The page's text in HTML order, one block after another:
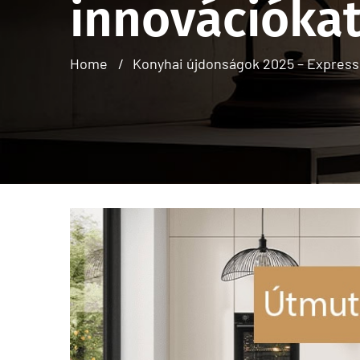
Home Konyhai újdonságok 2025 –